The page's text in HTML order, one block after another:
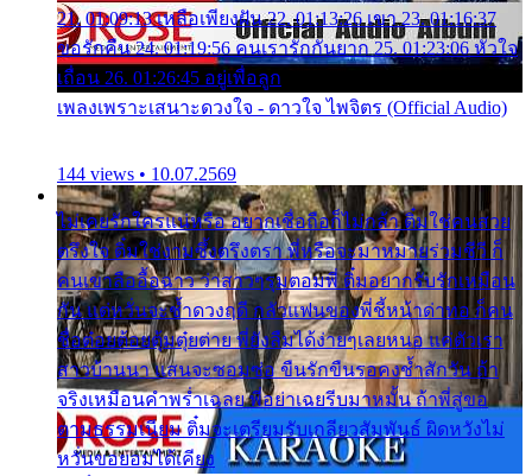
21. 01:09:13 เหลือเพียงฝัน 22. 01:13:26 เขา 23. 01:16:37
ขอรักคืน 24. 01:19:56 คนเรารักกันยาก 25. 01:23:06 หัวใจ
เถื่อน 26. 01:26:45 อยู่เพื่อลูก
เพลงเพราะเสนาะดวงใจ - ดาวใจ ไพจิตร (Official Audio)
144 views • 10.07.2569
ไม่เคยรักใครแน่หรือ อยากเชื่อถือก็ไม่กล้า ติ๋มใช่คนสวย
ตรึงใจ ติ๋มใช่งามซึ้งตรึงตรา พี่หรือจะมาหมายร่วมชีวี ก็
คนเขาลืออื้อฉาว ว่าสาวๆรุมตอมพี่ ติ๋มอยากรับรักเหมือน
กัน แต่หวั่นจะช้ำดวงฤดี กลัวแฟนของพี่ชี้หน้าด่าทอ ก็คน
ชื่อต๋อยต้อยตุ้มตุ๋ยต่าย พี่ยังลืมได้ง่ายๆเลยหนอ แค่ตัวเรา
สาวบ้านนา แสนจะซอมซ่อ ขืนรักขืนรอคงช้ำสักวัน ถ้า
จริงเหมือนคำพร่ำเฉลย พี่อย่าเฉยรีบมาหมั้น ถ้าพี่สู่ขอ
ตามธรรมเนียม ติ๋มจะเตรียมรับเกลียวสัมพันธ์ ผิดหวังไม่
หวั่นขอยอมได้เคียง